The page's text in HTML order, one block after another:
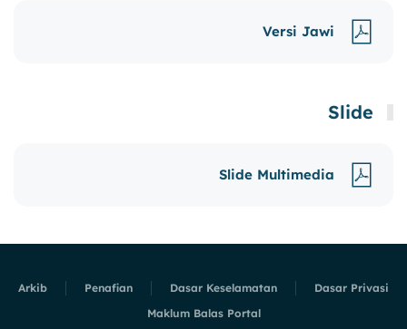
Versi Jawi
Slide Multimedia
Dasar Privasi
Dasar Keselamatan
Penafian
Arkib
Maklum Balas Portal